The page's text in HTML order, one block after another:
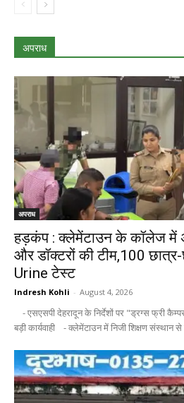
अपराध
अपराध
हड़कंप : क्लेमेंटाउन के कॉलेज में
और डॉक्टरों की टीम,100
Urine टेस्ट
Indresh Kohli - August 4, 2026
- एसएसपी देहरादून के निर्देशों पर "ड्रग्स फ्री
बड़ी कार्यवाही - क्लेमेंटाउन में निजी शिक्षण संस्थान से